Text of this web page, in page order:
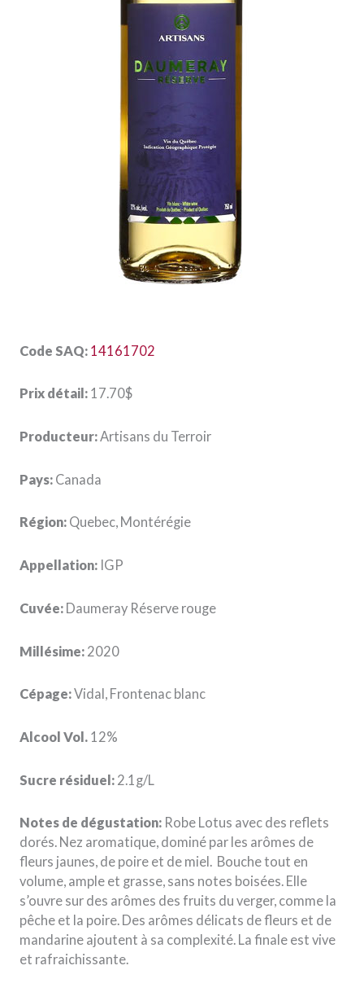
Code SAQ: 14161702
Prix détail: 17.70$
Producteur:Artisans du Terroir
Pays: Canada
Région: Quebec, Montérégie
Appellation: IGP
Cuvée: Daumeray Réserve rouge
Millésime: 2020
Cépage:Vidal, Frontenac blanc
Alcool Vol. 12%
Sucre résiduel: 2.1g/L
Notes de dégustation: Robe Lotus avec des reflets
dorés. Nez aromatique, dominé par les arômes de
fleurs jaunes, de poire et de miel. Bouche tout en
volume, ample et grasse, sans notes boisées. Elle
s’ouvre sur des arômes des fruits du verger, comme la
pêche et la poire. Des arômes délicats de fleurs et de
mandarine ajoutent à sa complexité. La finale est vive
et rafraichissante.